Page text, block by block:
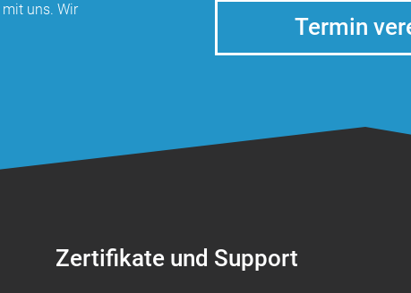
mit uns. Wir
Termin
Zertifikate und Support